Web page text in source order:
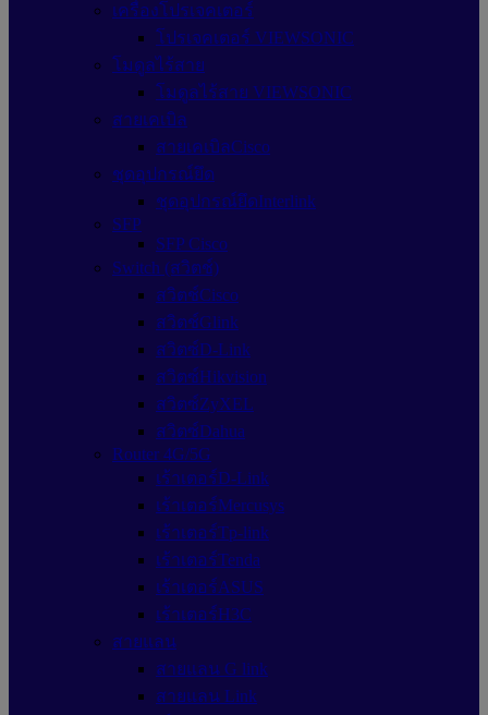
เครื่องโปรเจคเตอร์
โปรเจคเตอร์ VIEWSONIC
โมดูลไร้สาย
โมดูลไร้สาย VIEWSONIC
สายเคเบิล
สายเคเบิลCisco
ชุดอุปกรณ์ยึด
ชุดอุปกรณ์ยึดInterlink
SFP
SFP Cisco
Switch (สวิตช์)
สวิตช์Cisco
สวิตช์Glink
สวิตซ์D-Link
สวิตซ์Hikvision
สวิตซ์ZyXEL
สวิตซ์Dahua
Router 4G/5G
เร้าเตอร์D-Link
เร้าเตอร์Mercusys
เร้าเตอร์Tp-link
เร้าเตอร์Tenda
เร้าเตอร์ASUS
เร้าเตอร์H3C
สายแลน
สายแลน G link
สายแลน Link